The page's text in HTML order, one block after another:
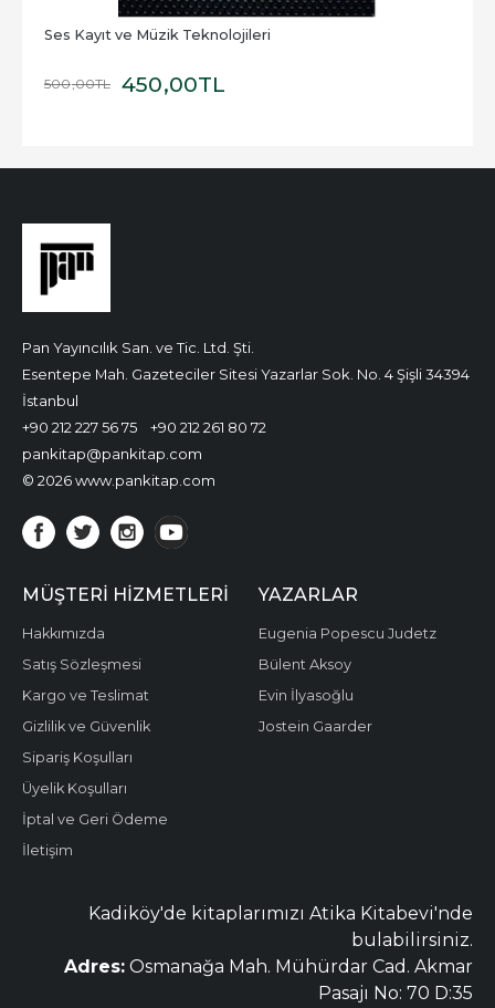
Ses Kayıt ve Müzik Teknolojileri
500,00TL 450,00TL
Pan Yayıncılık San. ve Tic. Ltd. Şti.
Esentepe Mah. Gazeteciler Sitesi Yazarlar Sok. No. 4 Şişli 34394
İstanbul
+90 212 227 56 75
+90 212 261 80 72
pankitap@pankitap.com
© 2026 www.pankitap.com
MÜŞTERI HIZMETLERI
Hakkımızda
Satış Sözleşmesi
Kargo ve Teslimat
Gizlilik ve Güvenlik
Sipariş Koşulları
Üyelik Koşulları
İptal ve Geri Ödeme
İletişim
YAZARLAR
Eugenia Popescu Judetz
Bülent Aksoy
Evin İlyasoğlu
Jostein Gaarder
Kadiköy'de kitaplarımızı Atika Kitabevi'nde
bulabilirsiniz.
Adres: Osmanağa Mah. Mühürdar Cad. Akmar
Pasajı No: 70 D:35